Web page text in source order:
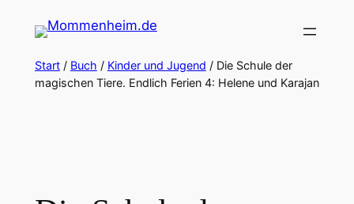
Inhalt
springen
Start/ Buch / Kinder und Jugend / Die Schule der
magischen Tiere. Endlich Ferien 4: Helene und Karajan